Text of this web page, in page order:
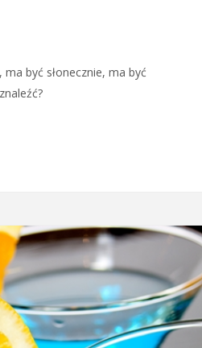
być słonecznie, ma być